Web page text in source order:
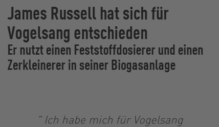
James Russell hat sich für
Vogelsang entschieden
Er nutzt einen Feststoffdosierer und einen
Zerkleinerer in seiner Biogasanlage
" Ich habe mich für Vogelsang